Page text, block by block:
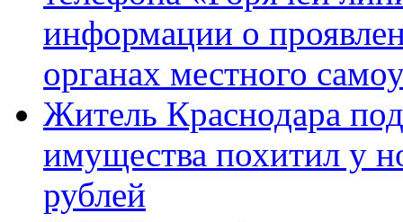
информации о
органах местного
Житель Краснодара
имущества похитил у
рублей